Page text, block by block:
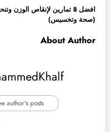
افضل 8 تمارين لإنقاص
(صحة وتخسيس)
About Author
author's posts